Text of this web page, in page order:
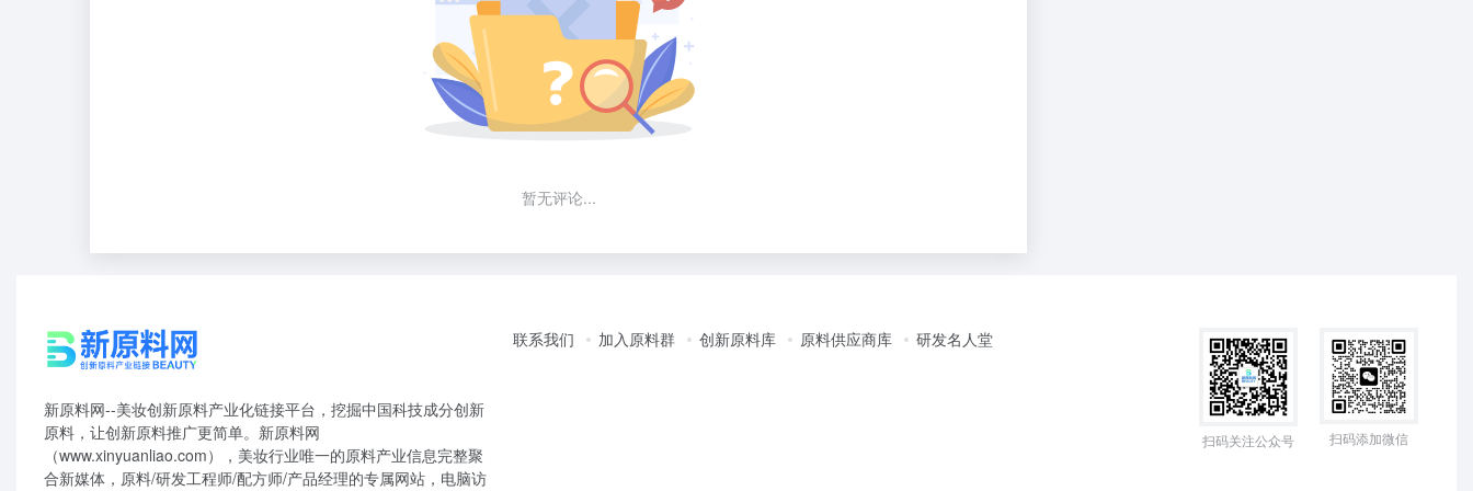
暂无评论...
新原料网--美妆创新原料产业化链接平台，挖掘中国科技成分创新
原料，让创新原料推广更简单。新原料网
（www.xinyuanliao.com），美妆行业唯一的原料产业信息完整聚
合新媒体，原料/研发工程师/配方师/产品经理的专属网站，电脑访
联系我们 加入原料群 创新原料库 原料供应商库 研发名人堂
扫码关注公众号 扫码添加微信